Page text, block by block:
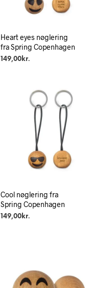
Heart eyes nøglering
fra Spring Copenhagen
149,00kr.
Cool nøglering fra
Spring Copenhagen
149,00kr.